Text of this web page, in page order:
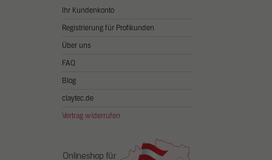
Ihr Kundenkonto
Registrierung für Profikunden
Über uns
FAQ
Blog
claytec.de
Vertrag widerrufen